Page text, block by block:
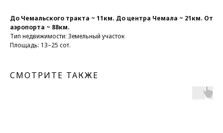
До Чемальского тракта ~ 11км. До центра Чемала ~ 21км. От
аэропорта ~ 88км.
Тип недвижимости: Земельный участок
Площадь: 13–25 сот.
СМОТРИТЕ ТАКЖЕ